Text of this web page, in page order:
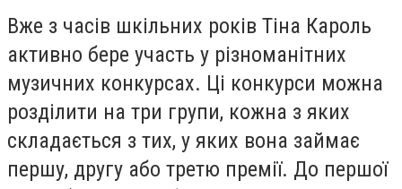
Вже з часів шкільних років Тіна Кароль
активно бере участь у різноманітних
музичних конкурсах. Ці конкурси можна
розділити на три групи, кожна з яких
складається з тих, у яких вона займає
першу, другу або третю премії. До першої